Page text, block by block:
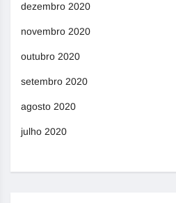
dezembro 2020
novembro 2020
outubro 2020
setembro 2020
agosto 2020
julho 2020